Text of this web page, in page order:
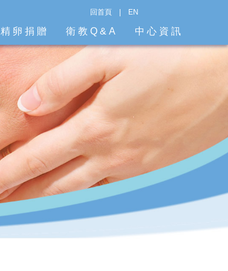
回首頁| EN
精卵捐贈 衛教Q&A 中心資訊